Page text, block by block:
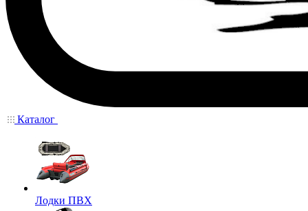
Каталог
Лодки ПВХ